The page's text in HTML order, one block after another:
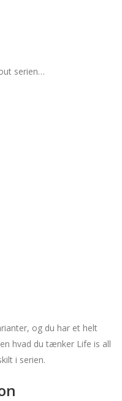
serien…
og du har et helt
hvad du tænker Life is all
i serien.